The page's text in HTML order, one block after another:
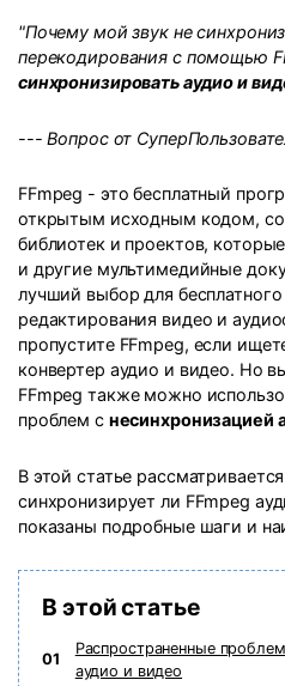
"Почему мой звук не
перекодирования с помощью
синхронизировать аудио и
--- Вопрос от
FFmpeg - это бесплатный
открытым исходным кодом,
библиотек и проектов,
и другие мультимедийные
лучший выбор для
редактирования видео и
пропустите FFmpeg, если
конвертер аудио и видео. Но
FFmpeg также можно
проблем с несинхронизацией
В этой статье
синхронизирует ли FFmpeg
показаны подробные шаги и
В этой статье
01
Распространенные
аудио и видео